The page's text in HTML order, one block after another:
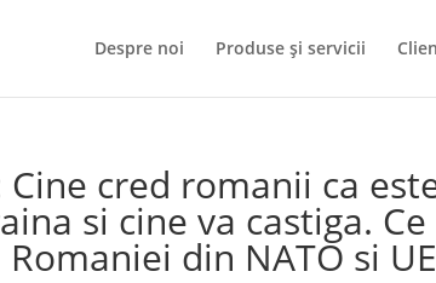
Despre noi Produse și servicii
Cine cred romanii ca
si cine va castiga. Ce
din NATO si UE